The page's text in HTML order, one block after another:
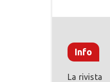
Info
La rivista